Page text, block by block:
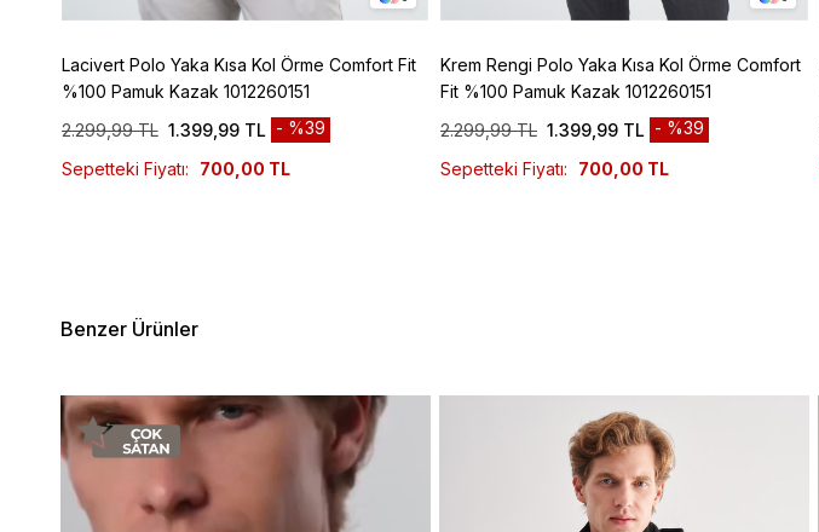
Lacivert Polo Yaka Kısa Kol Örme Comfort Fit
%100 Pamuk Kazak 1012260151
2.299,99 TL 1.399,99 TL
%39
Sepetteki Fiyatı:
700,00 TL
Krem Rengi Polo Yaka Kısa Kol Örme Comfort
Fit %100 Pamuk Kazak 1012260151
2.299,99 TL 1.399,99 TL
%39
Sepetteki Fiyatı:
700,00 TL
Benzer Ürünler